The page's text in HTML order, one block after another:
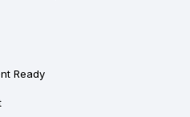
Ready